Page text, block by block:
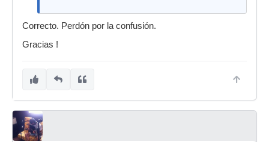
Correcto. Perdón por la confusión.
Gracias !